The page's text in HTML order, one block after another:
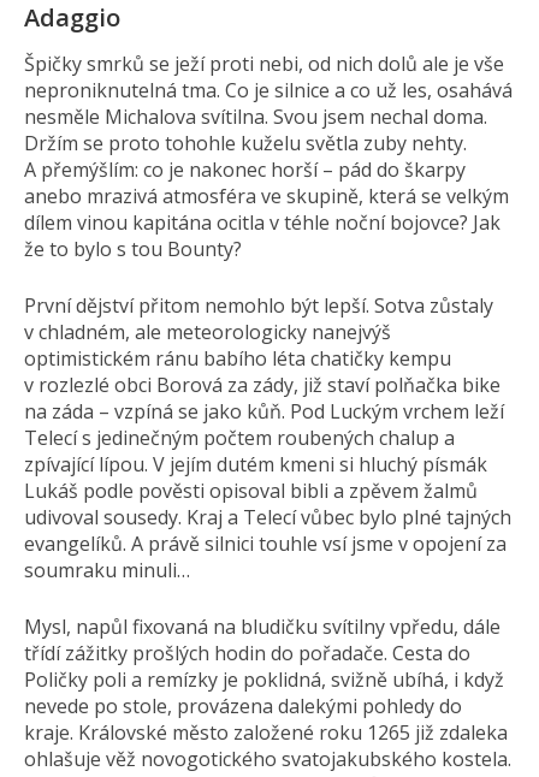
Adaggio
Špičky smrků se ježí proti nebi, od nich dolů ale je vše
neproniknutelná tma. Co je silnice a co už les, osahává
nesměle Michalova svítilna. Svou jsem nechal doma.
Držím se proto tohohle kuželu světla zuby nehty.
A přemýšlím: co je nakonec horší – pád do škarpy
anebo mrazivá atmosféra ve skupině, která se velkým
dílem vinou kapitána ocitla v téhle noční bojovce? Jak
že to bylo s tou Bounty?
První dějství přitom nemohlo být lepší. Sotva zůstaly
v chladném, ale meteorologicky nanejvýš
optimistickém ránu babího léta chatičky kempu
v rozlezlé obci Borová za zády, již staví polňačka bike
na záda – vzpíná se jako kůň. Pod Luckým vrchem leží
Telecí s jedinečným počtem roubených chalup a
zpívající lípou. V jejím dutém kmeni si hluchý písmák
Lukáš podle pověsti opisoval bibli a zpěvem žalmů
udivoval sousedy. Kraj a Telecí vůbec bylo plné tajných
evangelíků. A právě silnici touhle vsí jsme v opojení za
soumraku minuli…
Mysl, napůl fixovaná na bludičku svítilny vpředu, dále
třídí zážitky prošlých hodin do pořadače. Cesta do
Poličky poli a remízky je poklidná, svižně ubíhá, i když
nevede po stole, provázena dalekými pohledy do
kraje. Královské město založené roku 1265 již zdaleka
ohlašuje věž novogotického svatojakubského kostela.